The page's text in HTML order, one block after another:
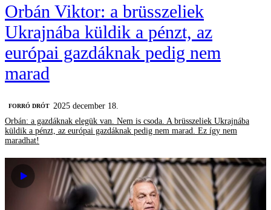
Orbán Viktor: a brüsszeliek
Ukrajnába küldik a pénzt, az
európai gazdáknak pedig nem
marad
FORRÓ DRÓT
2025 december 18.
Orbán: a gazdáknak elegük van. Nem is csoda. A brüsszeliek Ukrajnába
küldik a pénzt, az európai gazdáknak pedig nem marad. Ez így nem
maradhat!